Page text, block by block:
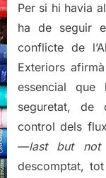
Per si hi havia
ha de seguir
conflicte de
Exteriors
essencial
seguretat, de
control dels
—last but not
descomptat,